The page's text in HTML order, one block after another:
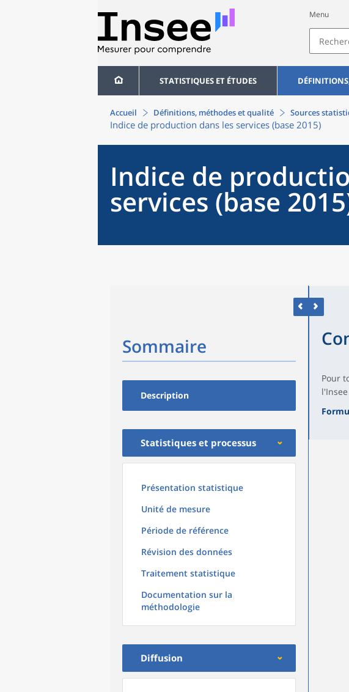
Menu
STATISTIQUES ET ÉTUDES
Accueil Définitions, méthodes et qualité Sources
Indice de production dans les services (base 2015)
Indice de
services (base
Sommaire
Description
Statistiques et processus
Présentation statistique
Unité de mesure
Période de référence
Révision des données
Traitement statistique
Documentation sur la
méthodologie
Diffusion
Pour